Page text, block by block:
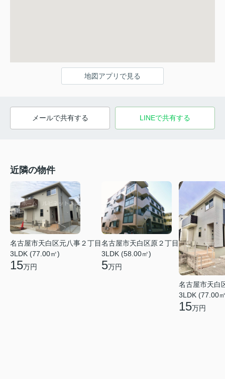
地図アプリで見る
メールで共有する LINEで共有する
近隣の物件
名古屋市天白区元八事２丁目
3LDK (77.00㎡)
15万円
名古屋市天白区原２丁目
3LDK (58.00㎡)
5万円
名古屋市天白
3LDK (77.00
15万円